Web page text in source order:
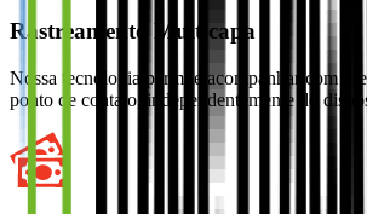
Rastreamento Multicapa
Nossa tecnologia permite acompanhar com
ponto de contato, independentemente do